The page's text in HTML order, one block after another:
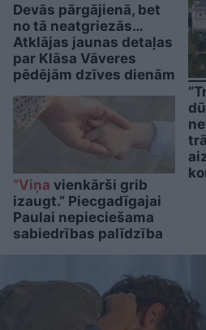
Devās pārgājienā, bet
no tā neatgriezās…
Atklājas jaunas detaļas
par Klāsa Vāveres
pēdējām dzīves dienām
“Viņa vienkārši grib
izaugt.” Piecgadīgajai
Paulai nepieciešama
sabiedrības palīdzība